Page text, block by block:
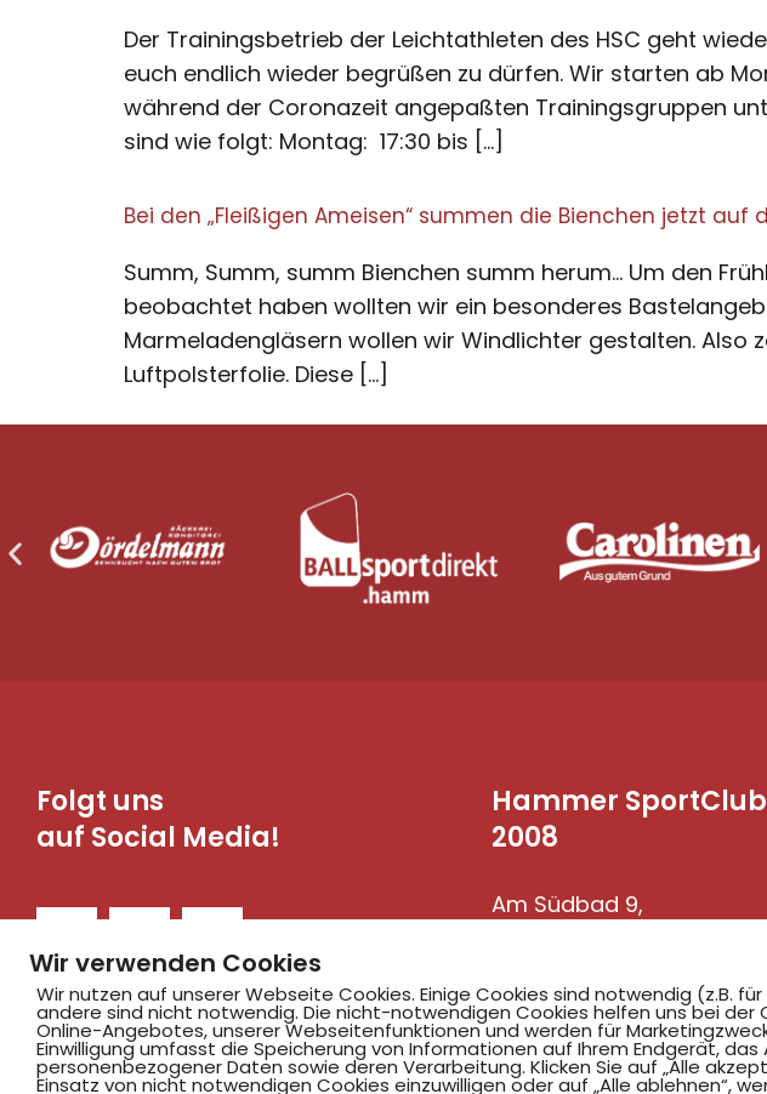
Der Trainingsbetrieb der Leichtathleten des HSC geht
euch endlich wieder begrüßen zu dürfen. Wir starten ab
während der Coronazeit angepaßten Trainingsgruppen
sind wie folgt: Montag: 17:30 bis […]
Bei den „Fleißigen Ameisen“ summen die Bienchen jetzt auf
Summ, Summ, summ Bienchen summ herum… Um den
beobachtet haben wollten wir ein besonderes
Marmeladengläsern wollen wir Windlichter gestalten. Also
Luftpolsterfolie. Diese […]
Folgt uns
auf Social Media!
Hammer SportClub
2008
Am Südbad 9,
Wir verwenden Cookies
Wir nutzen auf unserer Webseite Cookies. Einige Cookies sind notwendig (z.B.
andere sind nicht notwendig. Die nicht-notwendigen Cookies helfen uns bei der
Online-Angebotes, unserer Webseitenfunktionen und werden für
Einwilligung umfasst die Speicherung von Informationen auf Ihrem Endgerät, das
personenbezogener Daten sowie deren Verarbeitung. Klicken Sie auf „Alle
Einsatz von nicht notwendigen Cookies einzuwilligen oder auf „Alle ablehnen“,